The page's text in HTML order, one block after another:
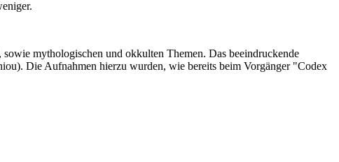
mythologischen und okkulten Themen. Das beeindruckende
Die Aufnahmen hierzu wurden, wie bereits beim Vorgänger "Codex